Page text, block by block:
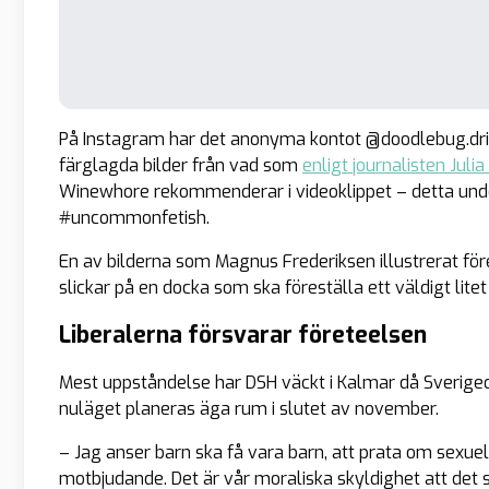
På Instagram har det anonyma kontot
färglagda bilder från vad som enligt journalisten Julia
Winewhore rekommenderar i videoklippet – detta
#uncommonfetish.
En av bilderna som Magnus Frederiksen illustrerat
slickar på en docka som ska föreställa ett väldigt litet
Liberalerna försvarar företeelsen
Mest uppståndelse har DSH väckt i Kalmar då
nuläget planeras äga rum i slutet av november.
– Jag anser barn ska få vara barn, att prata om
motbjudande. Det är vår moraliska skyldighet att